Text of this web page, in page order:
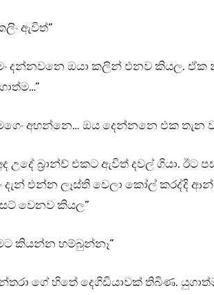
ඇවිත්”
දන්නවනෙ ඔයා කලින් එනව කියල. ඒක
අහන්නෙ… ඔය දෙන්නනෙ එක තැන
උදේ බ්‍රාන්ච් එකට ඇවිත් දවල් ගියා.
දැන් එන්න ලෑස්ති වෙලා කෝල් කරද්දි
වෙනව කියල”
කියන්න හම්බුන්නෑ”
ගේ හිතේ දෙගිඩියාවක් තිබිණ.